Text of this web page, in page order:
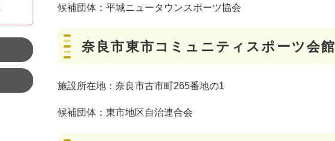
候補団体：平城ニュータウンスポーツ協会
奈良市東市コミュニティスポーツ会館
施設所在地：奈良市古市町265番地の1
候補団体：東市地区自治連合会